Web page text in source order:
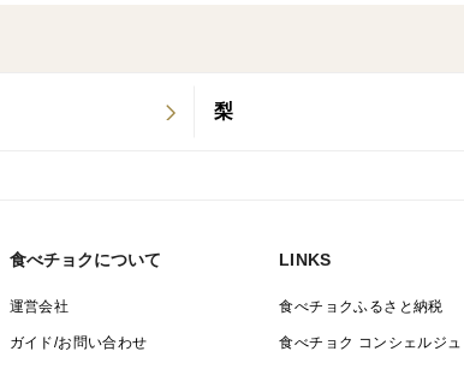
アルコールを使って渋抜きをした後に出荷
見た目も美しく、とにかく美味しいので、
※アルコールに敏感な方はご注意ください。
梨
食べチョクについて
運営会社
ガイド/お問い合わせ
LINKS
食べチョクふるさと納税
食べチョク コンシェルジュ